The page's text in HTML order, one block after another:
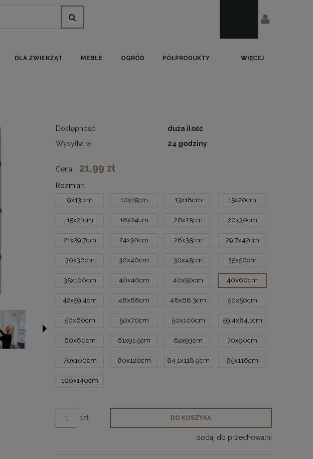
DLA ZWIERZĄT MEBLE OGRÓD PÓŁPRODUKTY WIĘCEJ
Dostępność:
duża ilość
Wysyłka w:
24 godziny
Cena: 21,99 zł
Rozmiar:
9x13 cm 10x15cm 13x18cm 15x20cm
15x21cm 18x24cm 20x25cm 20x30cm
21x29,7cm 24x30cm 28x35cm 29,7x42cm
30x30cm 30x40cm 30x45cm 35x50cm
35x100cm 40x40cm 40x50cm 40x60cm
42x59,4cm 48x68cm 48x68,3cm 50x50cm
50x60cm 50x70cm 50x100cm 59,4x84,1cm
60x80cm 61x91,5cm 62x93cm 70x90cm
70x100cm 80x120cm 84,1x118,9cm 85x116cm
100x140cm
szt. DO KOSZYKA
dodaj do przechowalni